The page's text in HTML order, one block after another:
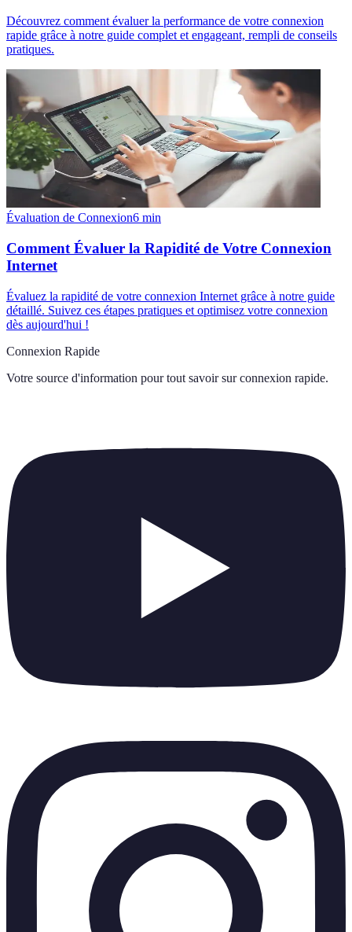
Découvrez comment évaluer la performance de votre connexion
rapide grâce à notre guide complet et engageant, rempli de conseils
pratiques.
Évaluation de Connexion6 min
Comment Évaluer la Rapidité de Votre Connexion
Internet
Évaluez la rapidité de votre connexion Internet grâce à notre guide
détaillé. Suivez ces étapes pratiques et optimisez votre connexion
dès aujourd'hui !
Connexion Rapide
Votre source d'information pour tout savoir sur connexion rapide.